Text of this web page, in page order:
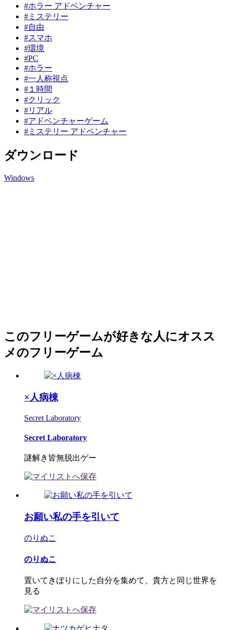
#ホラー アドベンチャー
#ミステリー
#自由
#スマホ
#環境
#PC
#ホラー
#一人称視点
#１時間
#クリック
#リアル
#アドベンチャーゲーム
#ミステリー アドベンチャー
ダウンロード
Windows
このフリーゲームが好きな人にオスス
メのフリーゲーム
×人病棟
Secret Laboratory
Secret Laboratory
謎解き皆無脱出ゲー
お願い私の手を引いて
のりぬこ
のりぬこ
置いてきぼりにした自分を集めて、貴方と同じ世界を
見る